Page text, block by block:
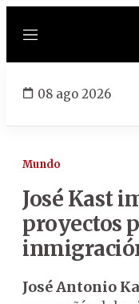
Menú
08 ago 2026
Mundo
José Kast
proyectos
José Antonio